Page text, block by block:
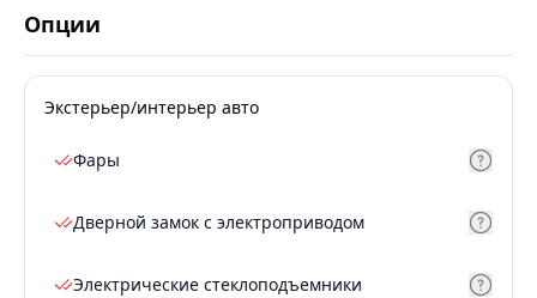
Опции
Экстерьер/интерьер авто
Фары
Дверной замок с электроприводом
Электрические стеклоподъемники